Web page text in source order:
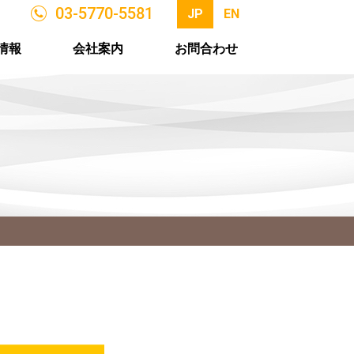
03-5770-5581 JP EN
報 会社案内 お問合わせ